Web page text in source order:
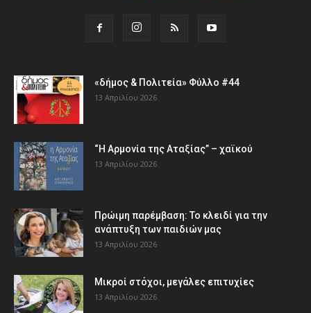
«δήμος & Πολιτεία» Φύλλο #44
13 Απριλίου 2026
“Η Αρμονία της Αταξίας” – χαϊκού
13 Απριλίου 2026
Πρώιμη παρέμβαση: Το κλειδί για την
ανάπτυξη των παιδιών µας
13 Απριλίου 2026
Μικροί στόχοι, μεγάλες επιτυχίες
13 Απριλίου 2026